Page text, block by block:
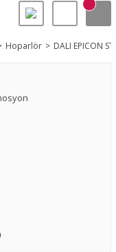
Hoparlör DALI EPICON